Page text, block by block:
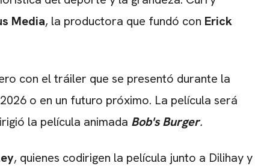
Media, la productora que fundó con Erick
con el tráiler que se presentó durante la
o en un futuro próximo. La película será
la película animada Bob's Burger.
, quienes codirigen la película junto a Dilihay y